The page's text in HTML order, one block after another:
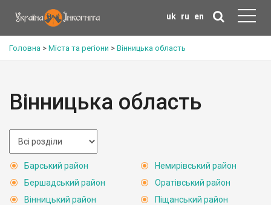
uk ru en
Головна > Міста та регіони > Вінницька область
Вінницька область
Барський район
Бершадський район
Вінницький район
Немирівський район
Оратівський район
Піщанський район